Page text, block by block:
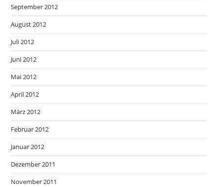
September 2012
August 2012
Juli 2012
Juni 2012
Mai 2012
April 2012
März 2012
Februar 2012
Januar 2012
Dezember 2011
November 2011